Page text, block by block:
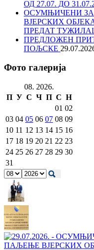
ОД 27.07. ДО
ОСУМЊИЧЕНИ
ВЈЕРСКИХ
ПРЕДАТ
ПРЕДЛОЖЕН
ПОЉСКЕ
Фото галерија
08. 2026.
П У С Ч П С Н
01 02
03 04 05 06 07 08 09
10 11 12 13 14 15 16
17 18 19 20 21 22 23
24 25 26 27 28 29 30
31